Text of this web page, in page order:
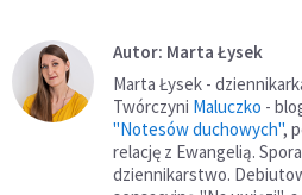
Autor: Marta Łysek
Marta Łysek -
Twórczyni Maluczko -
"Notesów duchowych",
relację z Ewangelią.
dziennikarstwo.